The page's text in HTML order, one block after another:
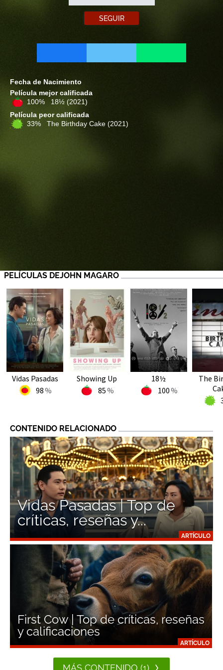
SEGUIR
Fecha de Nacimiento
Película mejor calificada
100% 18½ (2021)
Película peor calificada
33% The Birthday Cake (2021)
PELÍCULAS DEJOHN MAGARO
Vidas Pasadas
98
Showing Up
85
18½
100
The
CONTENIDO RELACIONADO
ARTÍCULO
Vidas Pasadas | Top de
críticas, reseñas y...
ARTÍCULO
First Cow | Top de críticas, reseñas
y calificaciones
MÁS CONTENIDO (1)